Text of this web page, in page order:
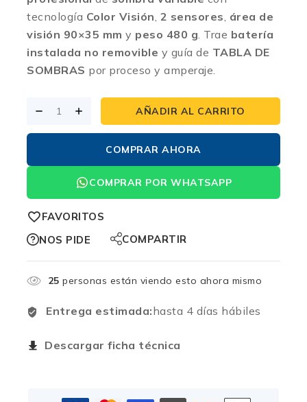
tecnología Color Visión, 2 sensores, área de
visión 90×35 mm y peso 480 g. Trae batería
instalada no removible y guía de TABLA DE
SOMBRAS por proceso y amperaje.
AÑADIR AL CARRITO
COMPRAR AHORA
COMPRAR POR WHATSAPP
FAVORITOS
NOS PIDE
COMPARTIR
25 personas están viendo esto ahora mismo
Entrega estimada:hasta 4 días hábiles
Descargar ficha técnica